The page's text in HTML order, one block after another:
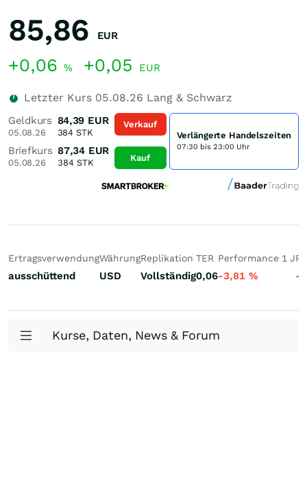
85,86 EUR
+0,06 % +0,05 EUR
Letzter Kurs 05.08.26 Lang & Schwarz
Geldkurs
05.08.26
84,39 EUR
384 STK
Briefkurs
05.08.26
87,34 EUR
384STK
Verkauf
Kauf
Verlängerte Handelszeiten
07:30 bis 23:00 Uhr
Ertragsverwendung
ausschüttend
Währung
USD
Replikation
Vollständig
TER
0,06
Performance 1 J
-3,81 % -
Kurse, Daten, News & Forum